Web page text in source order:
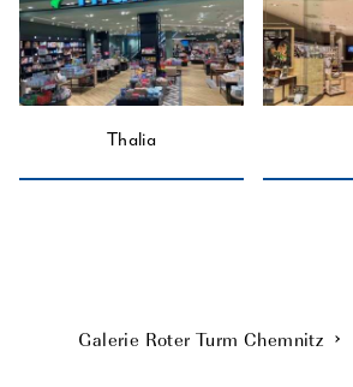
Thalia
Galerie Roter Turm Chemnitz